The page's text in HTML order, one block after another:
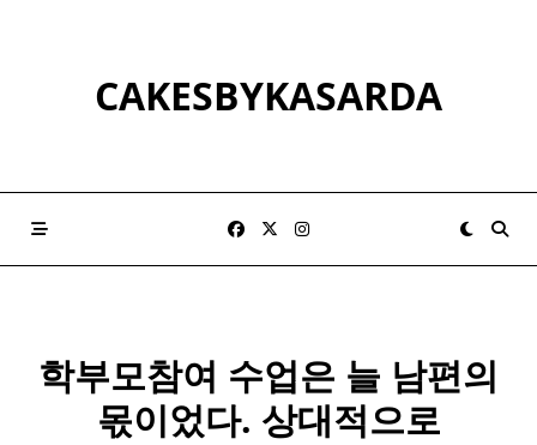
CAKESBYKASARDA
학부모참여 수업은 늘 남편의
몫이었다. 상대적으로